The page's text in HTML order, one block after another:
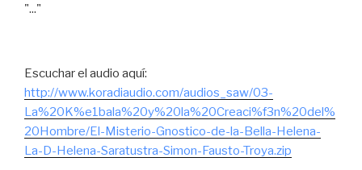
"..."
Escuchar el audio aquí:
http://www.koradiaudio.com/audios_saw/03-
La%20K%e1bala%20y%20la%20Creaci%f3n%20del%
20Hombre/El-Misterio-Gnostico-de-la-Bella-Helena-
La-D-Helena-Saratustra-Simon-Fausto-Troya.zip